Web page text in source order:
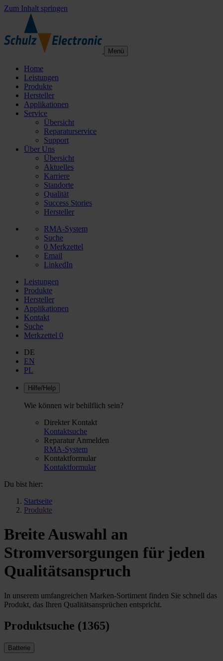
Zum Inhalt springen
Menü
Home
Leistungen
Produkte
Hersteller
Applikationen
Service
Übersicht
Reparaturservice
Support
Über Uns
Übersicht
Aktuelles
Karriere
Standorte
Qualität
Success Stories
Hersteller
RMA-System
Suche
0 Merkzettel
Email
LinkedIn
Leistungen
Produkte
Hersteller
Applikationen
Kontakt
Suche
Merkzettel 0
DE
EN
PL
Hilfe/Help
Wie können wir behilflich sein?
Direkter Kontakt
Kontaktsuche
Reparatur Anmelden
RMA-System
Kontaktformular
Kontaktformular
Du bist hier:
Startseite
Produkte
Breite Auswahl an
Stromversorgungen für jeden
Qualitätsanspruch
In unserem umfangreichen Marken-Sortiment finden Sie schnell das
Produkt, das Ihren Qualitätsansprüchen entspricht.
Produktsuche (1365)
Batterie